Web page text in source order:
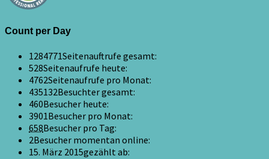
Count per Day
1284771Seitenauftrufe gesamt:
528Seitenaufrufe heute:
4762Seitenaufrufe pro Monat:
435132Besuchter gesamt:
460Besucher heute:
3901Besucher pro Monat:
658Besucher pro Tag:
2Besucher momentan online:
15. März 2015gezählt ab: